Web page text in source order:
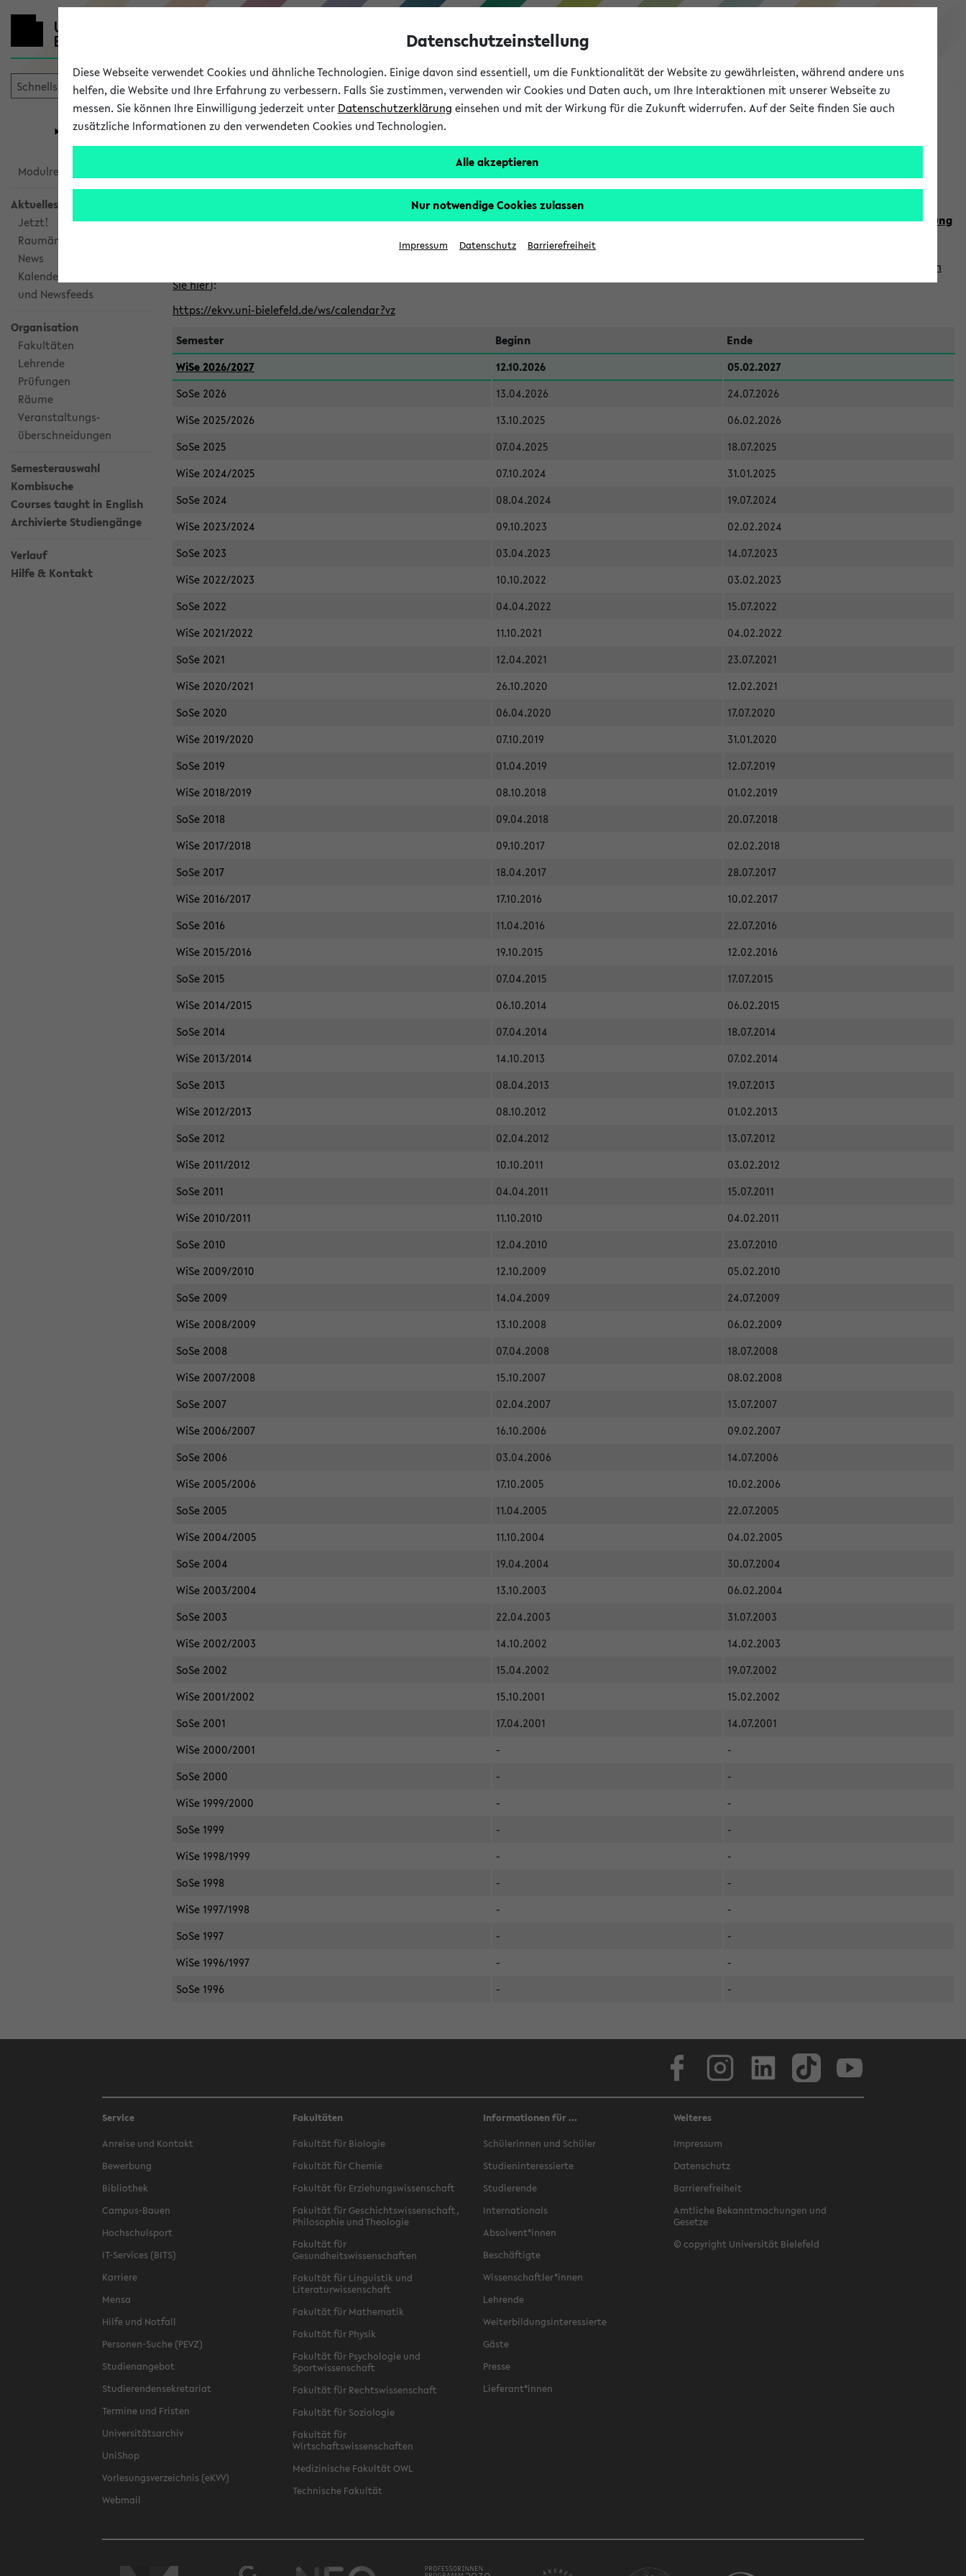
eKVV
Universität Forschung Studium
eKVV
Modulrecherche
Aktuelles
Jetzt!
Raumänderungen
News
Kalenderintegration
und Newsfeeds
Organisation
Fakultäten
Lehrende
Prüfungen
Räume
Veranstaltungs-
überschneidungen
Semesterauswahl
Kombisuche
Courses taught in English
Archivierte Studiengänge
Verlauf
Hilfe & Kontakt
Alle veröffentlichten Semester im eKVV
Klicken Sie auf das Semester, welches Sie für Ihre Sitzung auswählen möchten. Bitte beachten Sie auch die weiteren Termine imKalender der Lehrplanung
finden
Sie hier):
https://ekvv.uni-bielefeld.de/ws/calendar?vz
Semester
Beginn
Ende
WiSe 2026/2027
12.10.2026
05.02.2027
SoSe 2026
13.04.2026
24.07.2026
WiSe 2025/2026
13.10.2025
06.02.2026
SoSe 2025
07.04.2025
18.07.2025
WiSe 2024/2025
07.10.2024
31.01.2025
SoSe 2024
08.04.2024
19.07.2024
WiSe 2023/2024
09.10.2023
02.02.2024
SoSe 2023
03.04.2023
14.07.2023
WiSe 2022/2023
10.10.2022
03.02.2023
SoSe 2022
04.04.2022
15.07.2022
WiSe 2021/2022
11.10.2021
04.02.2022
SoSe 2021
12.04.2021
23.07.2021
WiSe 2020/2021
26.10.2020
12.02.2021
SoSe 2020
06.04.2020
17.07.2020
WiSe 2019/2020
07.10.2019
31.01.2020
SoSe 2019
01.04.2019
12.07.2019
WiSe 2018/2019
08.10.2018
01.02.2019
SoSe 2018
09.04.2018
20.07.2018
WiSe 2017/2018
09.10.2017
02.02.2018
SoSe 2017
18.04.2017
28.07.2017
WiSe 2016/2017
17.10.2016
10.02.2017
SoSe 2016
11.04.2016
22.07.2016
WiSe 2015/2016
19.10.2015
12.02.2016
SoSe 2015
07.04.2015
17.07.2015
WiSe 2014/2015
06.10.2014
06.02.2015
SoSe 2014
07.04.2014
18.07.2014
WiSe 2013/2014
14.10.2013
07.02.2014
SoSe 2013
08.04.2013
19.07.2013
WiSe 2012/2013
08.10.2012
01.02.2013
SoSe 2012
02.04.2012
13.07.2012
WiSe 2011/2012
10.10.2011
03.02.2012
SoSe 2011
04.04.2011
15.07.2011
WiSe 2010/2011
11.10.2010
04.02.2011
SoSe 2010
12.04.2010
23.07.2010
WiSe 2009/2010
12.10.2009
05.02.2010
SoSe 2009
14.04.2009
24.07.2009
WiSe 2008/2009
13.10.2008
06.02.2009
SoSe 2008
07.04.2008
18.07.2008
WiSe 2007/2008
15.10.2007
08.02.2008
SoSe 2007
02.04.2007
13.07.2007
WiSe 2006/2007
16.10.2006
09.02.2007
SoSe 2006
03.04.2006
14.07.2006
WiSe 2005/2006
17.10.2005
10.02.2006
SoSe 2005
11.04.2005
22.07.2005
WiSe 2004/2005
11.10.2004
04.02.2005
SoSe 2004
19.04.2004
30.07.2004
WiSe 2003/2004
13.10.2003
06.02.2004
SoSe 2003
22.04.2003
31.07.2003
WiSe 2002/2003
14.10.2002
14.02.2003
SoSe 2002
15.04.2002
19.07.2002
WiSe 2001/2002
15.10.2001
15.02.2002
SoSe 2001
17.04.2001
14.07.2001
WiSe 2000/2001
-
-
SoSe 2000
-
-
WiSe 1999/2000
-
-
SoSe 1999
-
-
WiSe 1998/1999
-
-
SoSe 1998
-
-
WiSe 1997/1998
-
-
SoSe 1997
-
-
WiSe 1996/1997
-
-
SoSe 1996
- -
Service
Anreise und Kontakt
Bewerbung
Bibliothek
Campus-Bauen
Hochschulsport
IT-Services (BITS)
Karriere
Mensa
Hilfe und Notfall
Personen-Suche (PEVZ)
Studienangebot
Studierendensekretariat
Termine und Fristen
Universitätsarchiv
UniShop
Vorlesungsverzeichnis (eKVV)
Webmail
Fakultäten
Fakultät für Biologie
Fakultät für Chemie
Fakultät für Erziehungswissenschaft
Fakultät für Geschichtswissenschaft,
Philosophie und Theologie
Fakultät für
Gesundheitswissenschaften
Fakultät für Linguistik und
Literaturwissenschaft
Fakultät für Mathematik
Fakultät für Physik
Fakultät für Psychologie und
Sportwissenschaft
Fakultät für Rechtswissenschaft
Fakultät für Soziologie
Fakultät für
Wirtschaftswissenschaften
Medizinische Fakultät OWL
Technische Fakultät
Informationen für ...
Schülerinnen und Schüler
Studieninteressierte
Studierende
Internationals
Absolvent*innen
Beschäftigte
Wissenschaftler*innen
Lehrende
Weiterbildungsinteressierte
Gäste
Presse
Lieferant*innen
Weiteres
Impressum
Datenschutz
Barrierefreiheit
Amtliche Bekanntmachungen und
Gesetze
© copyright Universität Bielefeld
Datenschutzeinstellung
Diese Webseite verwendet Cookies und ähnliche Technologien. Einige davon sind essentiell, um die Funktionalität der Website zu gewährleisten, während andere uns
helfen, die Website und Ihre Erfahrung zu verbessern. Falls Sie zustimmen, verwenden wir Cookies und Daten auch, um Ihre Interaktionen mit unserer Webseite zu
messen. Sie können Ihre Einwilligung jederzeit unter Datenschutzerklärung einsehen und mit der Wirkung für die Zukunft widerrufen. Auf der Seite finden Sie auch
zusätzliche Informationen zu den verwendeten Cookies und Technologien.
Alle akzeptieren
Nur notwendige Cookies zulassen
Impressum Datenschutz Barrierefreiheit